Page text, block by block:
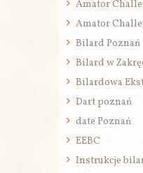
Amator
Amator
Bilard Poznań
Bilard w
Bilardowa
Dart poznań
date Poznań
EEBC
Instrukcje